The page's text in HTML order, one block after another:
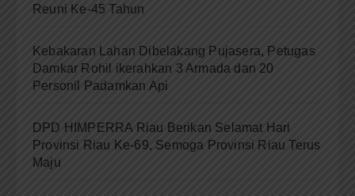
Reuni Ke-45 Tahun
Kebakaran Lahan Dibelakang Pujasera, Petugas
Damkar Rohil ikerahkan 3 Armada dan 20
Personil Padamkan Api
DPD HIMPERRA Riau Berikan Selamat Hari
Provinsi Riau Ke-69, Semoga Provinsi Riau Terus
Maju